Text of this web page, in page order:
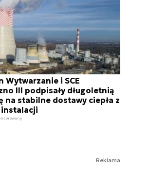
Wytwarzanie i SCE
III podpisały długoletnią
na stabilne dostawy ciepła z
Reklama